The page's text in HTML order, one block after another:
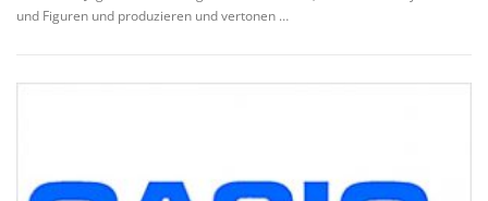
und Figuren und produzieren und vertonen …